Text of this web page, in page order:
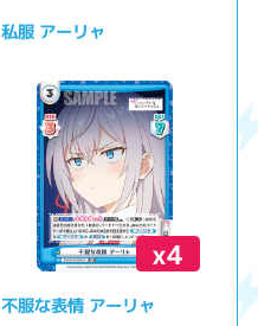
私服 アーリャ
x4
不服な表情 アーリャ